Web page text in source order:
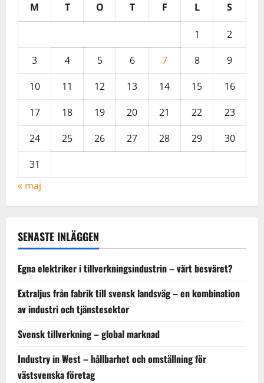
M T O T F L S
1
2
3
4 5 6 7 8
9
10
11 12 13 14 15
16
17
18 19 20 21 22
23
24
25 26 27 28 29
30
31
« maj
SENASTE INLÄGGEN
Egna elektriker i tillverkningsindustrin – värt besväret?
Extraljus från fabrik till svensk landsväg – en kombination
av industri och tjänstesektor
Svensk tillverkning – global marknad
Industry in West – hållbarhet och omställning för
västsvenska företag